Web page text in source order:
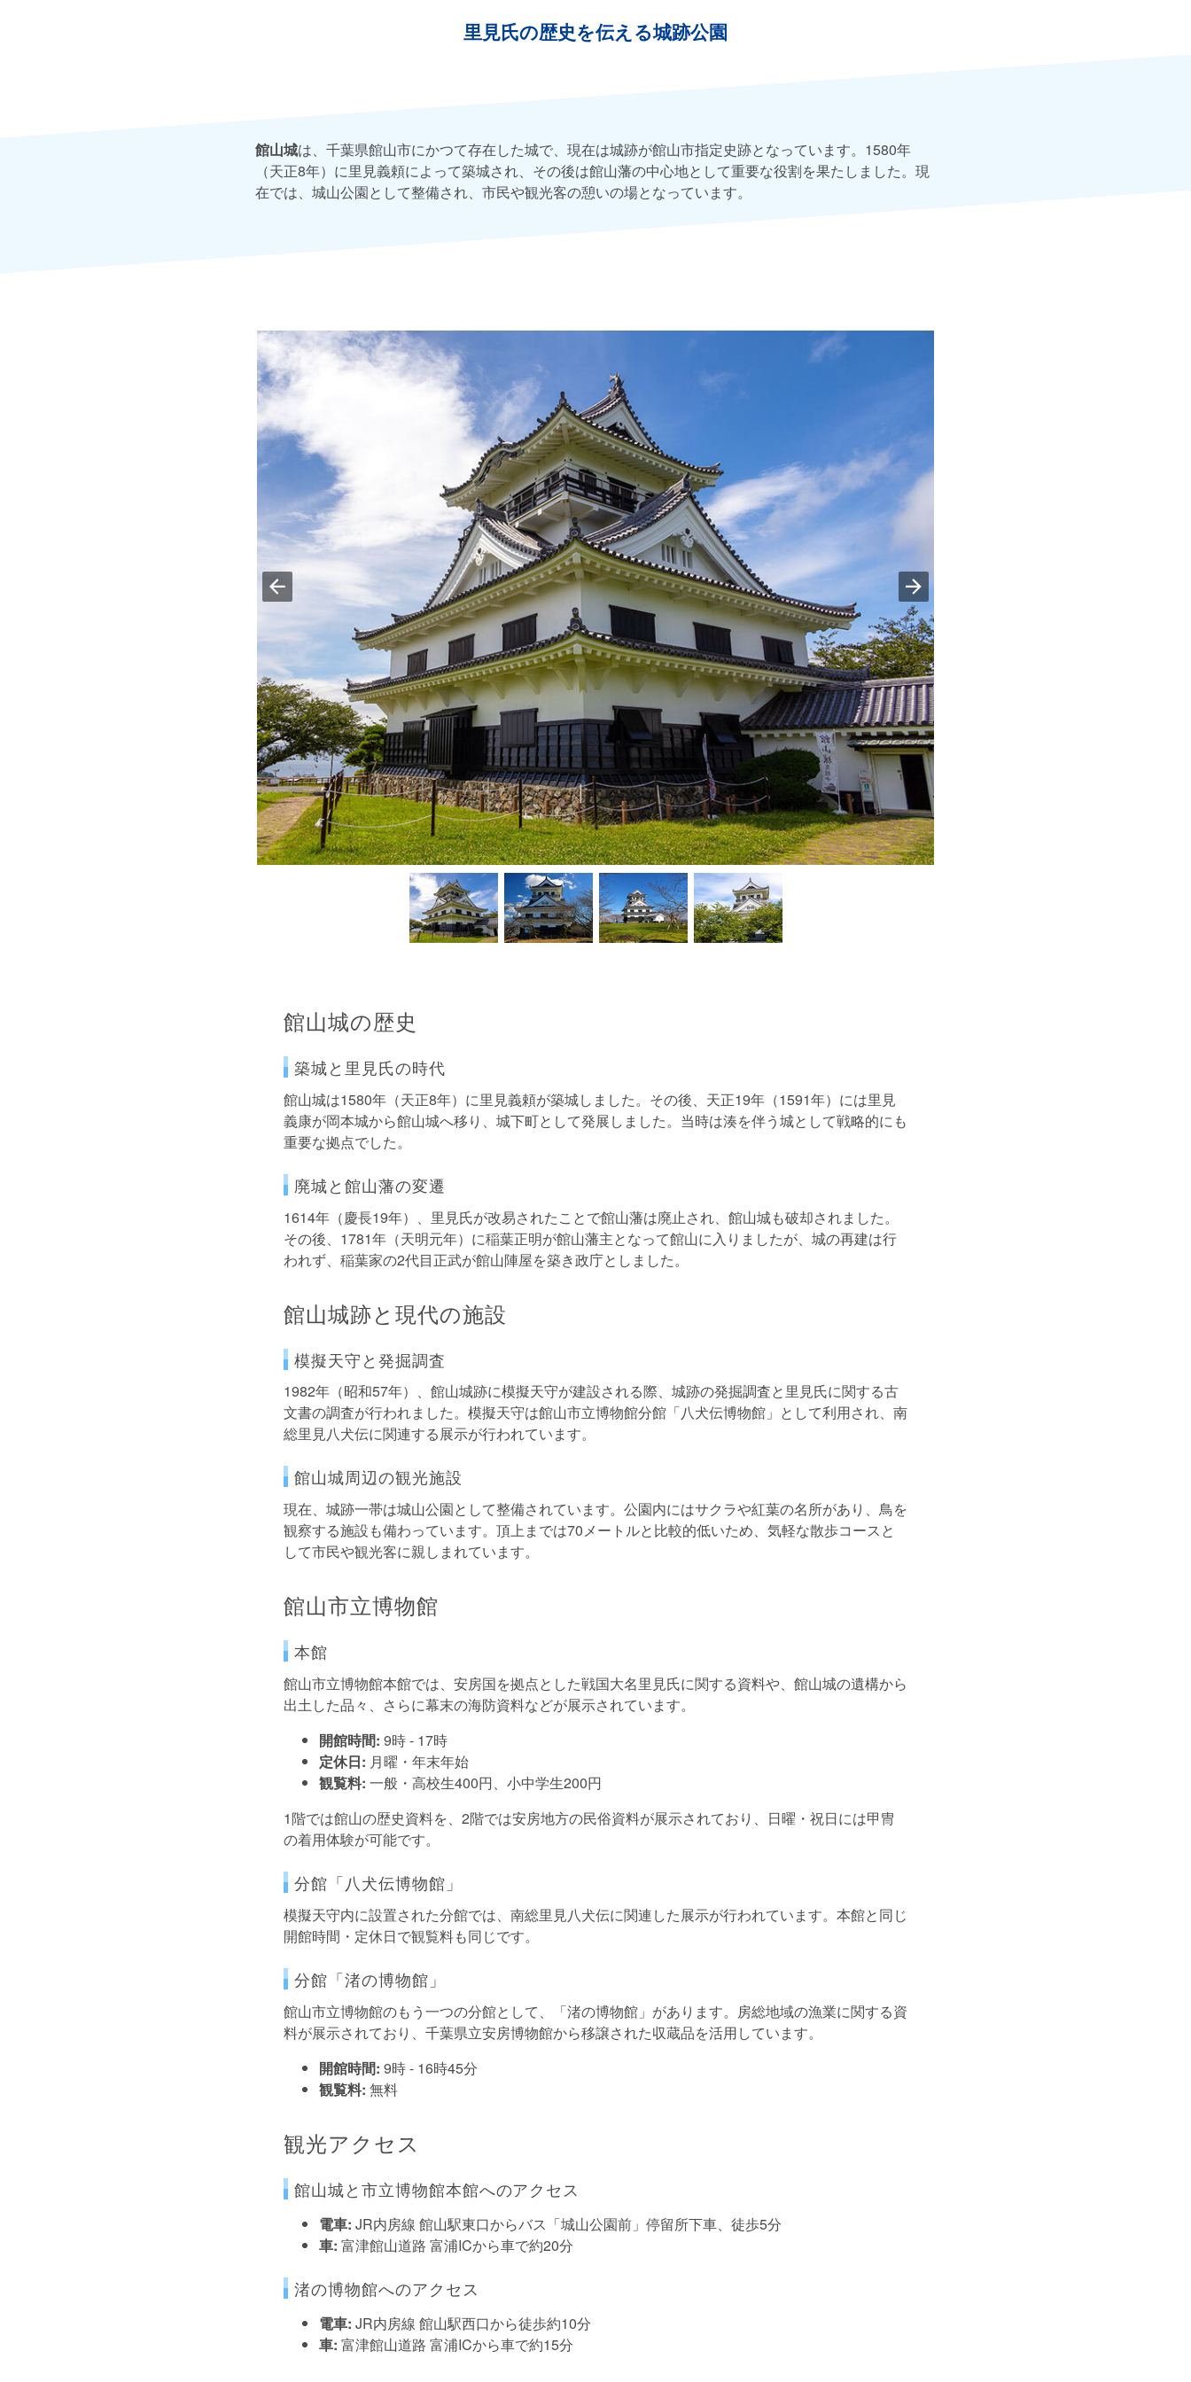
里見氏の歴史を伝える城跡公園
館山城は、千葉県館山市にかつて存在した城で、現在は城跡が館山市指定史跡となっています。1580年
（天正8年）に里見義頼によって築城され、その後は館山藩の中心地として重要な役割を果たしました。現
在では、城山公園として整備され、市民や観光客の憩いの場となっています。
館山城の歴史
築城と里見氏の時代
館山城は1580年（天正8年）に里見義頼が築城しました。その後、天正19年（1591年）には里見
義康が岡本城から館山城へ移り、城下町として発展しました。当時は湊を伴う城として戦略的にも
重要な拠点でした。
廃城と館山藩の変遷
1614年（慶長19年）、里見氏が改易されたことで館山藩は廃止され、館山城も破却されました。
その後、1781年（天明元年）に稲葉正明が館山藩主となって館山に入りましたが、城の再建は行
われず、稲葉家の2代目正武が館山陣屋を築き政庁としました。
館山城跡と現代の施設
模擬天守と発掘調査
1982年（昭和57年）、館山城跡に模擬天守が建設される際、城跡の発掘調査と里見氏に関する古
文書の調査が行われました。模擬天守は館山市立博物館分館「八犬伝博物館」として利用され、南
総里見八犬伝に関連する展示が行われています。
館山城周辺の観光施設
現在、城跡一帯は城山公園として整備されています。公園内にはサクラや紅葉の名所があり、鳥を
観察する施設も備わっています。頂上までは70メートルと比較的低いため、気軽な散歩コースと
して市民や観光客に親しまれています。
館山市立博物館
本館
館山市立博物館本館では、安房国を拠点とした戦国大名里見氏に関する資料や、館山城の遺構から
出土した品々、さらに幕末の海防資料などが展示されています。
開館時間: 9時 - 17時
定休日: 月曜・年末年始
観覧料: 一般・高校生400円、小中学生200円
1階では館山の歴史資料を、2階では安房地方の民俗資料が展示されており、日曜・祝日には甲冑
の着用体験が可能です。
分館「八犬伝博物館」
模擬天守内に設置された分館では、南総里見八犬伝に関連した展示が行われています。本館と同じ
開館時間・定休日で観覧料も同じです。
分館「渚の博物館」
館山市立博物館のもう一つの分館として、「渚の博物館」があります。房総地域の漁業に関する資
料が展示されており、千葉県立安房博物館から移譲された収蔵品を活用しています。
開館時間: 9時 - 16時45分
観覧料: 無料
観光アクセス
館山城と市立博物館本館へのアクセス
電車: JR内房線 館山駅東口からバス「城山公園前」停留所下車、徒歩5分
車: 富津館山道路 富浦ICから車で約20分
渚の博物館へのアクセス
電車: JR内房線 館山駅西口から徒歩約10分
車: 富津館山道路 富浦ICから車で約15分